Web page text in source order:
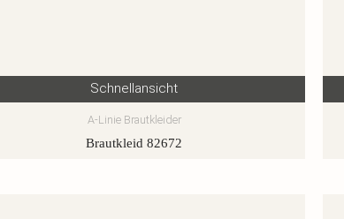
Schnellansicht
A-Linie Brautkleider
Brautkleid 82672